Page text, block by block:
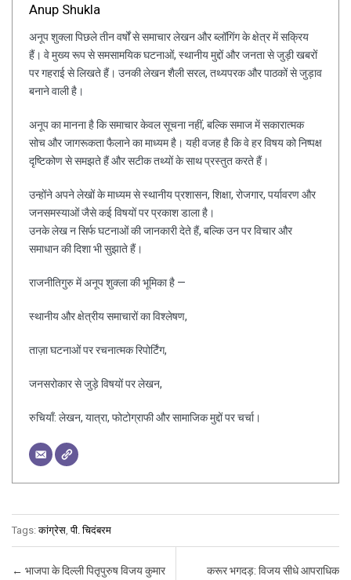
Anup Shukla
अनूप शुक्ला पिछले तीन वर्षों से समाचार लेखन और ब्लॉगिंग के क्षेत्र में सक्रिय
हैं। वे मुख्य रूप से समसामयिक घटनाओं, स्थानीय मुद्दों और जनता से जुड़ी खबरों
पर गहराई से लिखते हैं। उनकी लेखन शैली सरल, तथ्यपरक और पाठकों से जुड़ाव
बनाने वाली है।
अनूप का मानना है कि समाचार केवल सूचना नहीं, बल्कि समाज में सकारात्मक
सोच और जागरूकता फैलाने का माध्यम है। यही वजह है कि वे हर विषय को निष्पक्ष
दृष्टिकोण से समझते हैं और सटीक तथ्यों के साथ प्रस्तुत करते हैं।
उन्होंने अपने लेखों के माध्यम से स्थानीय प्रशासन, शिक्षा, रोजगार, पर्यावरण और
जनसमस्याओं जैसे कई विषयों पर प्रकाश डाला है।
उनके लेख न सिर्फ घटनाओं की जानकारी देते हैं, बल्कि उन पर विचार और
समाधान की दिशा भी सुझाते हैं।
राजनीतिगुरु में अनूप शुक्ला की भूमिका है —
स्थानीय और क्षेत्रीय समाचारों का विश्लेषण,
ताज़ा घटनाओं पर रचनात्मक रिपोर्टिंग,
जनसरोकार से जुड़े विषयों पर लेखन,
रुचियाँ: लेखन, यात्रा, फोटोग्राफी और सामाजिक मुद्दों पर चर्चा।
Tags:कांग्रेस ,पी. चिदंबरम
Post navigation
← भाजपा के दिल्ली पितृपुरुष विजय कुमार
करूर भगदड़: विजय सीधे आपराधिक